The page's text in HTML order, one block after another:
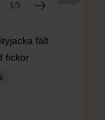
1/5
fält
fickor